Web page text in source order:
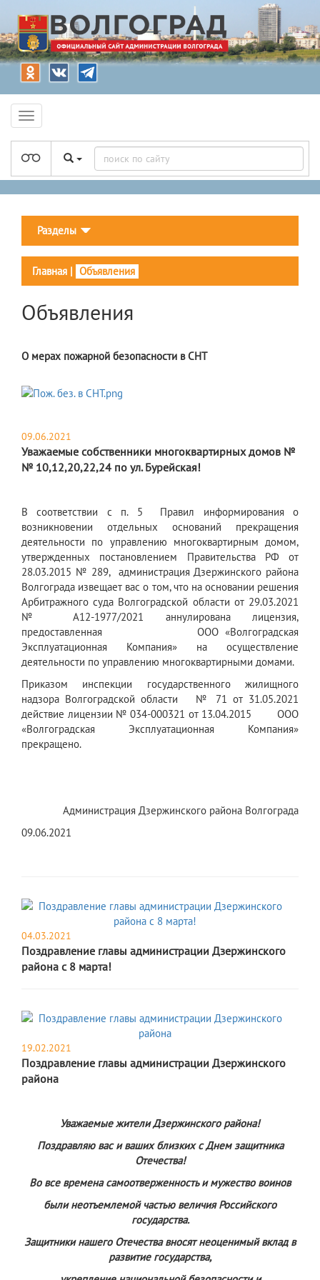
Разделы
Главная | Объявления
Объявления
О мерах пожарной безопасности в СНТ
09.06.2021
Уважаемые собственники многоквартирных домов №
№ 10,12,20,22,24 по ул. Бурейская!
В соответствии с п. 5 Правил информирования о
возникновении отдельных оснований прекращения
деятельности по управлению многоквартирным домом,
утвержденных постановлением Правительства РФ от
28.03.2015 № 289, администрация Дзержинского района
Волгограда извещает вас о том, что на основании решения
Арбитражного суда Волгоградской области от 29.03.2021
№ А12-1977/2021 аннулирована лицензия,
предоставленная ООО «Волгоградская
Эксплуатационная Компания» на осуществление
деятельности по управлению многоквартирными домами.
Приказом инспекции государственного жилищного
надзора Волгоградской области № 71 от 31.05.2021
действие лицензии № 034-000321 от 13.04.2015 ООО
«Волгоградская Эксплуатационная Компания»
прекращено.
Администрация Дзержинского района Волгограда
09.06.2021
04.03.2021
Поздравление главы администрации Дзержинского
района с 8 марта!
19.02.2021
Поздравление главы администрации Дзержинского
района
Уважаемые жители Дзержинского района!
Поздравляю вас и ваших близких с Днем защитника
Отечества!
Во все времена самоотверженность и мужество воинов
были неотъемлемой частью величия Российского
государства.
Защитники нашего Отечества вносят неоценимый вклад в
развитие государства,